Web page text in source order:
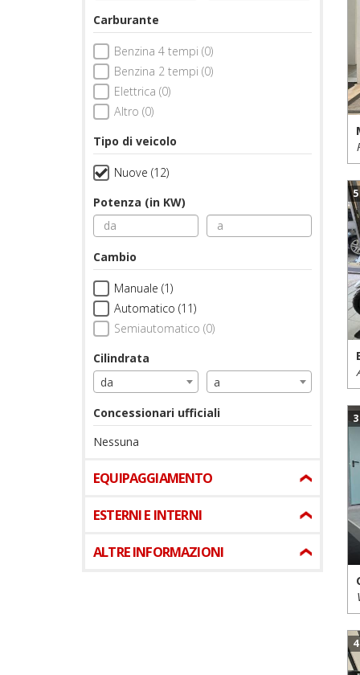
Carburante
Benzina 4 tempi (0)
Benzina 2 tempi (0)
Elettrica (0)
Altro (0)
Tipo di veicolo
Nuove (12)
Potenza (in KW)
Cambio
Manuale (1)
Automatico (11)
Semiautomatico (0)
Cilindrata
da
a
Concessionari ufficiali
Nessuna
EQUIPAGGIAMENTO
ESTERNI E INTERNI
ALTRE INFORMAZIONI